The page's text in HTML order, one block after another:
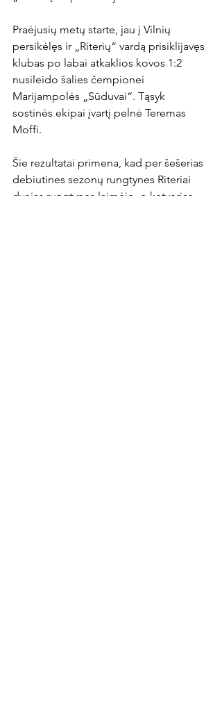
Praėjusių metų starte, jau į Vilnių
persikėlęs ir „Riterių“ vardą prisiklijavęs
klubas po labai atkaklios kovos 1:2
nusileido šalies čempionei
Marijampolės „Sūduvai“. Tąsyk
sostinės ekipai įvartį pelnė Teremas
Moffi.
Šie rezultatai primena, kad per šešerias
debiutines sezonų rungtynes Riteriai
dvejas rungtynes laimėjo, o ketverias